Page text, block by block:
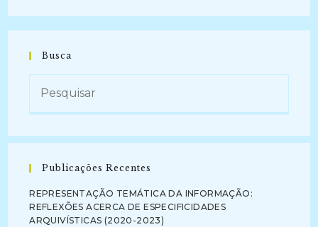
Busca
Publicações Recentes
REPRESENTAÇÃO TEMÁTICA DA INFORMAÇÃO:
REFLEXÕES ACERCA DE ESPECIFICIDADES
ARQUIVÍSTICAS (2020-2023)